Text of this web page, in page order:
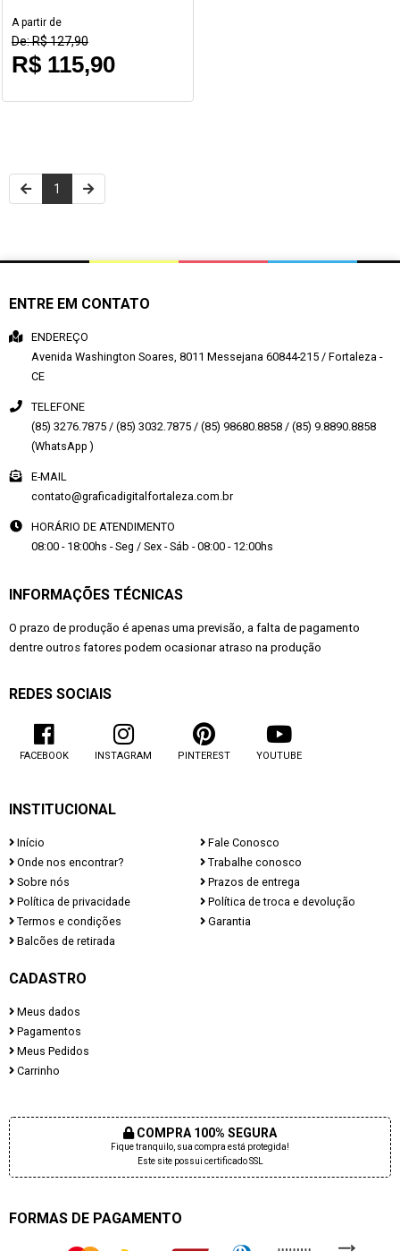
A partir de
De: R$ 127,90
R$ 115,90
1
ENTRE EM CONTATO
ENDEREÇO
Avenida Washington Soares, 8011 Messejana 60844-215 / Fortaleza -
CE
TELEFONE
(85) 3276.7875 / (85) 3032.7875 / (85) 98680.8858 / (85) 9.8890.8858
(WhatsApp )
E-MAIL
contato@graficadigitalfortaleza.com.br
HORÁRIO DE ATENDIMENTO
08:00 - 18:00hs - Seg / Sex - Sáb - 08:00 - 12:00hs
INFORMAÇÕES TÉCNICAS
O prazo de produção é apenas uma previsão, a falta de pagamento
dentre outros fatores podem ocasionar atraso na produção
REDES SOCIAIS
FACEBOOK INSTAGRAM PINTEREST YOUTUBE
INSTITUCIONAL
Início
Fale Conosco
Onde nos encontrar?
Trabalhe conosco
Sobre nós
Prazos de entrega
Política de privacidade
Política de troca e devolução
Termos e condições
Garantia
Balcões de retirada
CADASTRO
Meus dados
Pagamentos
Meus Pedidos
Carrinho
COMPRA 100% SEGURA
Fique tranquilo, sua compra está protegida!
Este site possui certificado SSL
FORMAS DE PAGAMENTO